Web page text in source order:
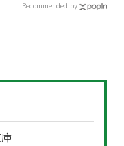
Recommended by